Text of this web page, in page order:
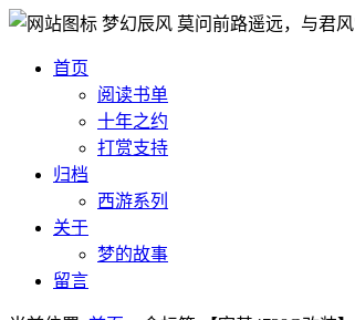
梦幻辰风 莫问前路遥远，与君
首页
阅读书单
十年之约
打赏支持
归档
西游系列
关于
梦的故事
留言